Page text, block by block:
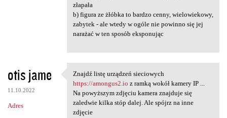
złapała
b) figura ze żłóbka to bardzo cenny, wielowiekowy,
zabytek - ale wtedy w ogóle nie powinno się jej
narażać w ten sposób eksponując
otis jame
11.10.2022
Adres
Znajdź listę urządzeń
Znajdź listę urządzeń sieciowych
https://amongus2.io z ramką wokół kamery IP ...
Na powyższym zdjęciu kamera znajduje się
zaledwie kilka stóp dalej. Ale spójrz na inne
zdjęcie